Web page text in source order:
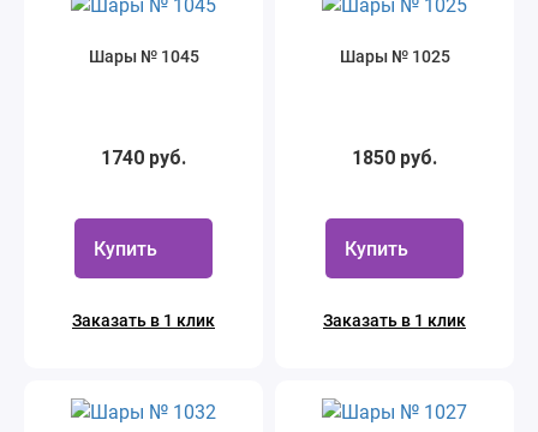
Шары № 1045
1740 руб.
Купить
Заказать в 1 клик
Шары № 1025
1850 руб.
Купить
Заказать в 1 клик